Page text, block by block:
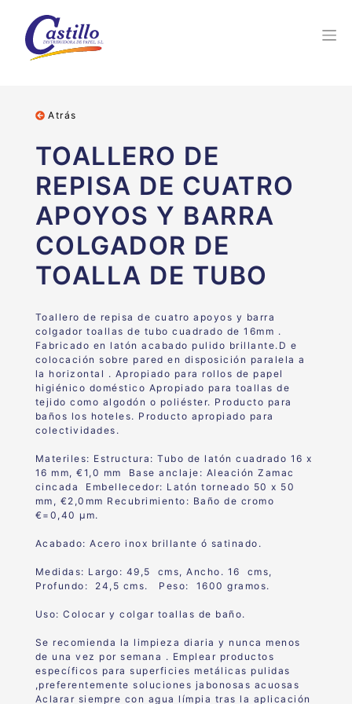
Atrás
TOALLERO DE
REPISA DE CUATRO
APOYOS Y BARRA
COLGADOR DE
TOALLA DE TUBO
Toallero de repisa de cuatro apoyos y barra
colgador toallas de tubo cuadrado de 16mm .
Fabricado en latón acabado pulido brillante.D e
colocación sobre pared en disposición paralela a
la horizontal . Apropiado para rollos de papel
higiénico doméstico Apropiado para toallas de
tejido como algodón o poliéster. Producto para
baños los hoteles. Producto apropiado para
colectividades.
Materiles: Estructura: Tubo de latón cuadrado 16 x
16 mm, €1,0 mm Base anclaje: Aleación Zamac
cincada Embellecedor: Latón torneado 50 x 50
mm, €2,0mm Recubrimiento: Baño de cromo
€=0,40 μm.
Acabado: Acero inox brillante ó satinado.
Medidas: Largo: 49,5 cms, Ancho. 16 cms,
Profundo: 24,5 cms. Peso: 1600 gramos.
Uso: Colocar y colgar toallas de baño.
Se recomienda la limpieza diaria y nunca menos
de una vez por semana . Emplear productos
específicos para superficies metálicas pulidas
,preferentemente soluciones jabonosas acuosas
Aclarar siempre con agua límpia tras la aplicación